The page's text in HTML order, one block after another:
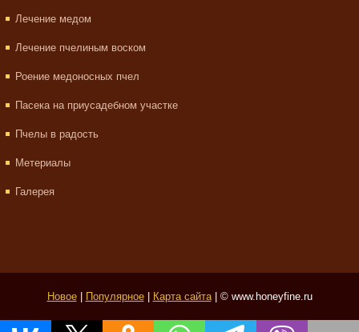
Лечение медом
Лечение пчелиным воском
Роение медоносных пчел
Пасека на приусадебном участке
Пчелы в радость
Метериалы
Галерея
Новое| Популярное| Карта сайта| © www.honeyfine.ru